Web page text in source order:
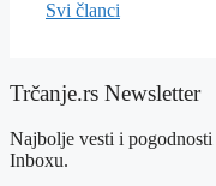
Svi članci
Trčanje.rs Newsletter
Najbolje vesti i
Inboxu.